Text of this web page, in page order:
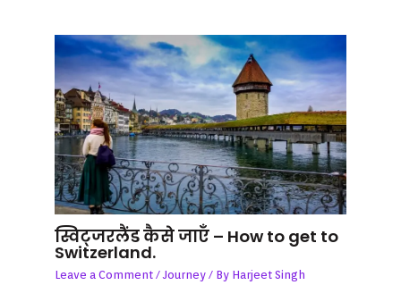
स्विट्जरलैंड कैसे जाएँ – How to get to
Switzerland.
Leave a Comment /Journey / By Harjeet Singh